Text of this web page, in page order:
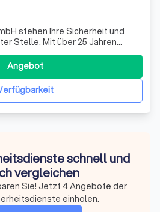
stehen Ihre Sicherheit und
Stelle. Mit über 25 Jahren
haben wir uns als
Veranstaltungen und
engagiertes Team von mehr
sor
Angebot
schnell und
vergleichen
Sie! Jetzt 4 Angebote der
einholen.